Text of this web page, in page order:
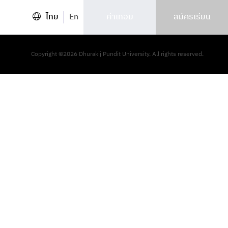
ไทย En สมัครเรียน
Copyright ©2026 Dhurakij Pundit University. All rights reserved.